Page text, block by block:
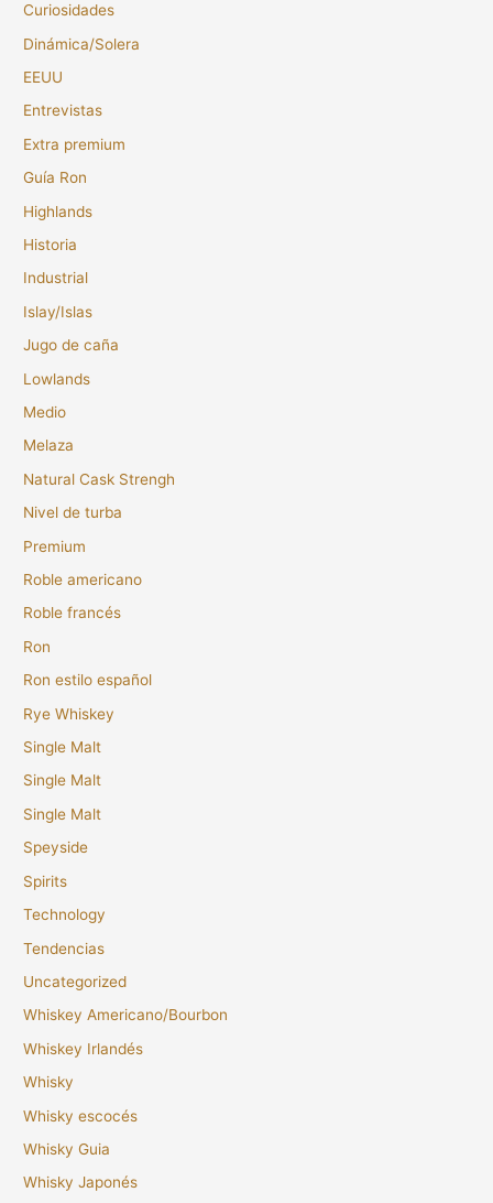
Curiosidades
Dinámica/Solera
EEUU
Entrevistas
Extra premium
Guía Ron
Highlands
Historia
Industrial
Islay/Islas
Jugo de caña
Lowlands
Medio
Melaza
Natural Cask Strengh
Nivel de turba
Premium
Roble americano
Roble francés
Ron
Ron estilo español
Rye Whiskey
Single Malt
Single Malt
Single Malt
Speyside
Spirits
Technology
Tendencias
Uncategorized
Whiskey Americano/Bourbon
Whiskey Irlandés
Whisky
Whisky escocés
Whisky Guia
Whisky Japonés